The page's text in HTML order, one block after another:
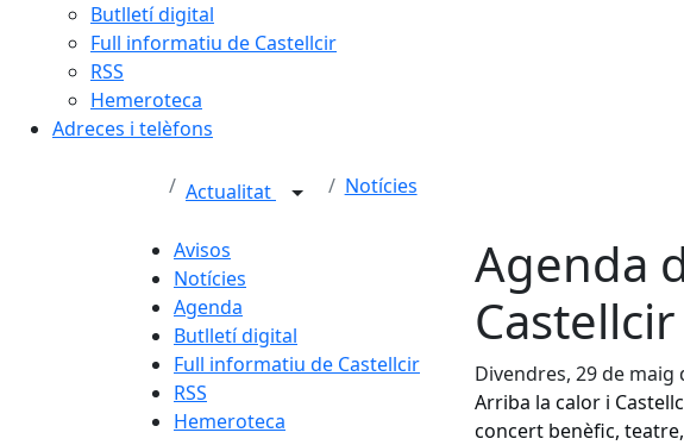
Butlletí digital
Full informatiu de Castellcir
RSS
Hemeroteca
Adreces i telèfons
Actualitat Notícies
Avisos
Notícies
Agenda
Butlletí digital
Full informatiu de Castellcir
RSS
Hemeroteca
Agenda
Castellcir
Divendres, 29 de maig
Arriba la calor i
concert benèfic,